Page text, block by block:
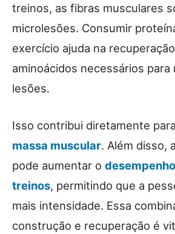
treinos, as fibras musculares
microlesões. Consumir
exercício ajuda na
aminoácidos necessários para
lesões.
Isso contribui diretamente
massa muscular. Além disso,
pode aumentar o
treinos, permitindo que a
mais intensidade. Essa
construção e recuperação é